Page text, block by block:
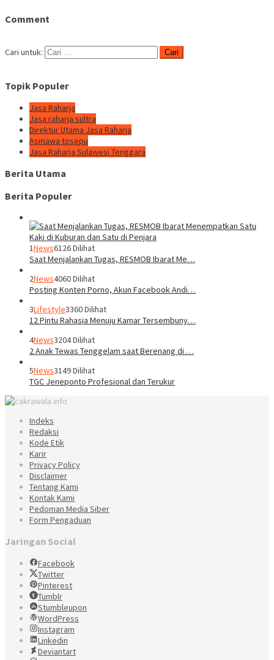
Comment
Cari untuk:
Topik Populer
Jasa Raharja
Jasa raharja sultra
Direktur Utama Jasa Raharja
Asmawa tosepu
Jasa Raharja Sulawesi Tenggara
Berita Utama
Berita Populer
1News6126 Dilihat
Saat Menjalankan Tugas, RESMOB Ibarat Me…
2News4060 Dilihat
Posting Konten Porno, Akun Facebook Andi…
3Lifestyle3360 Dilihat
12 Pintu Rahasia Menuju Kamar Tersembuny…
4News3204 Dilihat
2 Anak Tewas Tenggelam saat Berenang di …
5News3149 Dilihat
TGC Jeneponto Profesional dan Terukur
Indeks
Redaksi
Kode Etik
Karir
Privacy Policy
Disclaimer
Tentang Kami
Kontak Kami
Pedoman Media Siber
Form Pengaduan
Jaringan Social
Facebook
Twitter
Pinterest
Tumblr
Stumbleupon
WordPress
Instagram
Linkedin
Deviantart